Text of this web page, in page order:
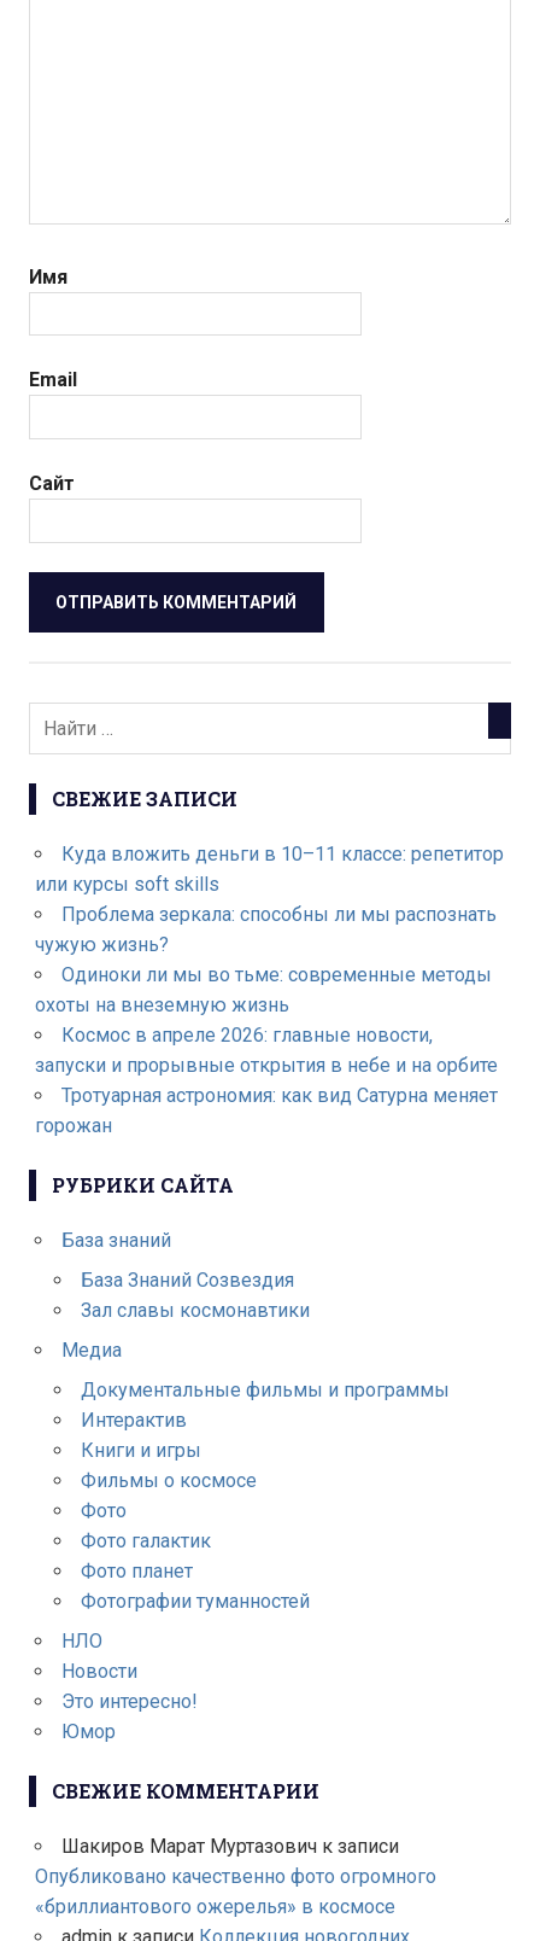
Имя
Email
Сайт
СВЕЖИЕ ЗАПИСИ
Куда вложить деньги в 10–11 классе: репетитор
или курсы soft skills
Проблема зеркала: способны ли мы распознать
чужую жизнь?
Одиноки ли мы во тьме: современные методы
охоты на внеземную жизнь
Космос в апреле 2026: главные новости,
запуски и прорывные открытия в небе и на орбите
Тротуарная астрономия: как вид Сатурна меняет
горожан
РУБРИКИ САЙТА
База знаний
База Знаний Созвездия
Зал славы космонавтики
Медиа
Документальные фильмы и программы
Интерактив
Книги и игры
Фильмы о космосе
Фото
Фото галактик
Фото планет
Фотографии туманностей
НЛО
Новости
Это интересно!
Юмор
СВЕЖИЕ КОММЕНТАРИИ
Шакиров Марат Муртазовичк записи
Опубликовано качественно фото огромного
«бриллиантового ожерелья» в космосе
adminк записи Коллекция новогодних